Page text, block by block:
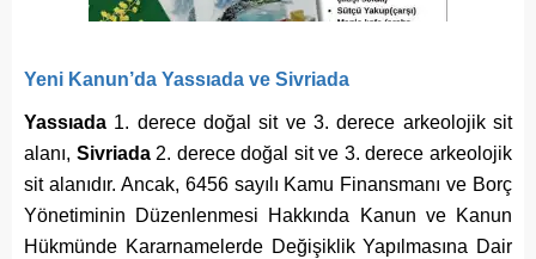
Yeni Kanun’da Yassıada ve Sivriada
Yassıada 1. derece doğal sit ve 3. derece arkeolojik sit
alanı, Sivriada2. derece doğal sit ve 3. derece arkeolojik
sit alanıdır. Ancak, 6456 sayılı Kamu Finansmanı ve Borç
Yönetiminin Düzenlenmesi Hakkında Kanun ve Kanun
Hükmünde Kararnamelerde Değişiklik Yapılmasına Dair